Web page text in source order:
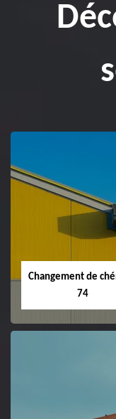
Changement de
74